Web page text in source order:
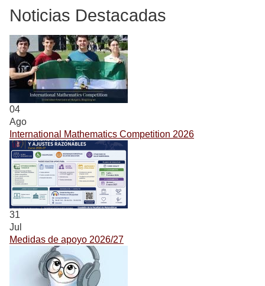
Noticias Destacadas
04
Ago
International Mathematics Competition 2026
31
Jul
Medidas de apoyo 2026/27